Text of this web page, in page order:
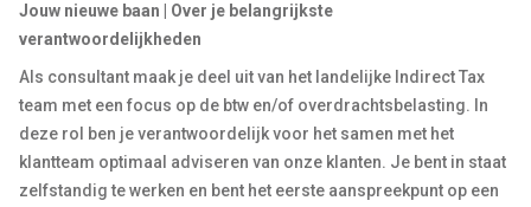
Jouw nieuwe baan | Over je belangrijkste
verantwoordelijkheden
Als consultant maak je deel uit van het landelijke Indirect Tax
team met een focus op de btw en/of overdrachtsbelasting. In
deze rol ben je verantwoordelijk voor het samen met het
klantteam optimaal adviseren van onze klanten. Je bent in staat
zelfstandig te werken en bent het eerste aanspreekpunt op een